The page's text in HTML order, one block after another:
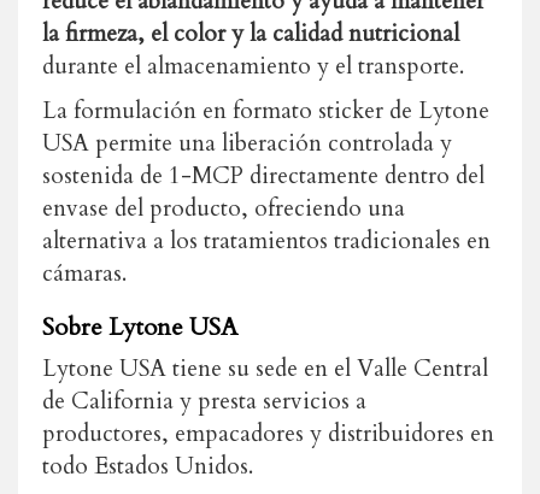
la firmeza, el color y la calidad nutricional
durante el almacenamiento y el transporte.
La formulación en formato sticker de Lytone
USA permite una liberación controlada y
sostenida de 1-MCP directamente dentro del
envase del producto, ofreciendo una
alternativa a los tratamientos tradicionales en
cámaras.
Sobre Lytone USA
Lytone USA tiene su sede en el Valle Central
de California y presta servicios a
productores, empacadores y distribuidores en
todo Estados Unidos.